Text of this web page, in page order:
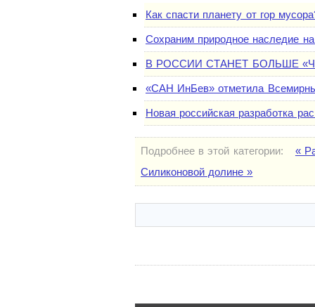
Как спасти планету от гор
Сохраним природное наследие
В РОССИИ СТАНЕТ БОЛЬШЕ
«САН ИнБев» отметила
Новая российская разработка
Подробнее в этой категории:
«
Силиконовой долине »